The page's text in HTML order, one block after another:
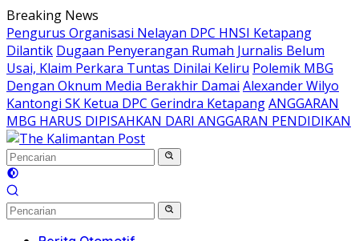
Langsung
ke
konten
Breaking News
Pengurus Organisasi Nelayan DPC HNSI Ketapang
Dilantik Dugaan Penyerangan Rumah Jurnalis Belum
Usai, Klaim Perkara Tuntas Dinilai Keliru Polemik MBG
Dengan Oknum Media Berakhir Damai Alexander Wilyo
Kantongi SK Ketua DPC Gerindra KetapangANGGARAN
MBG HARUS DIPISAHKAN DARI ANGGARAN PENDIDIKAN